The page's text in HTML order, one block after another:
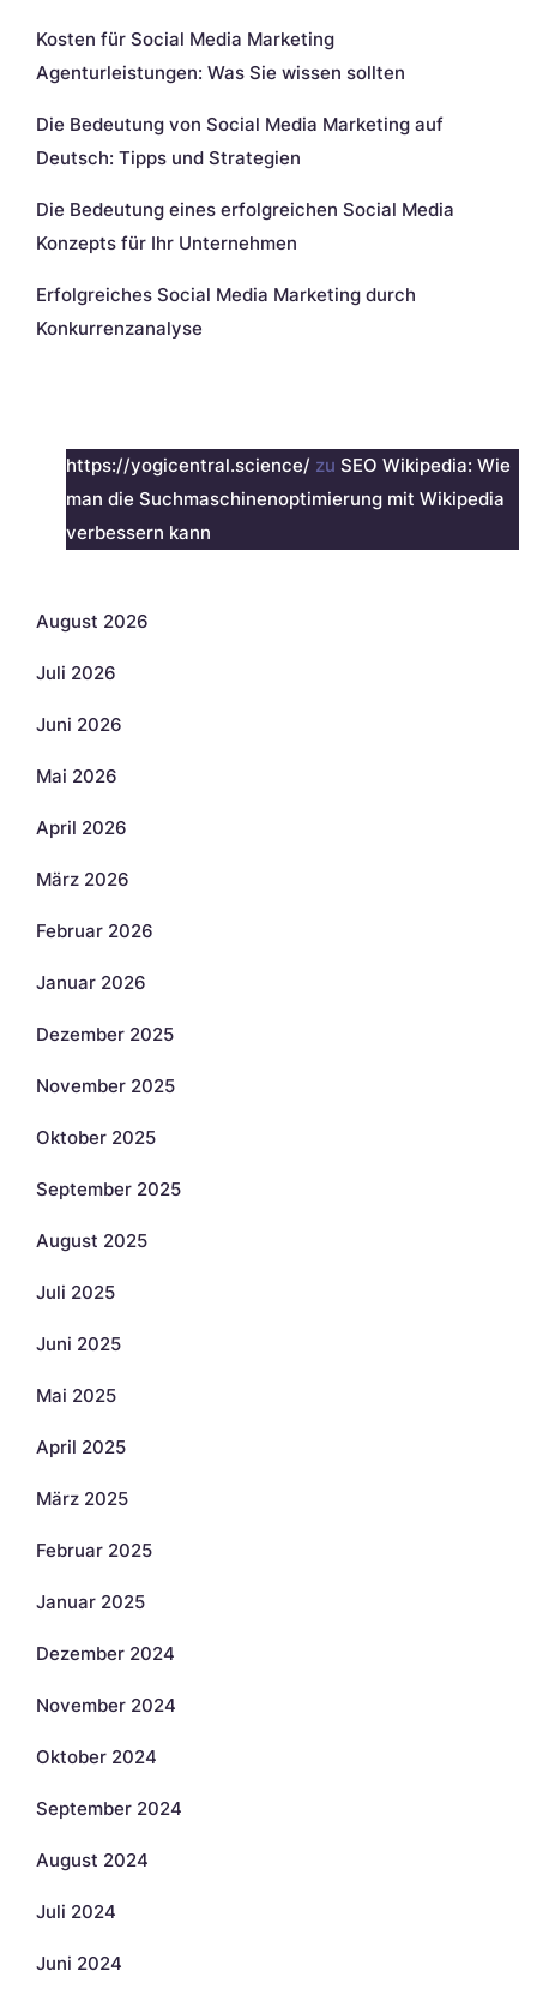
Kosten für Social Media Marketing
Agenturleistungen: Was Sie wissen sollten
Die Bedeutung von Social Media Marketing auf
Deutsch: Tipps und Strategien
Die Bedeutung eines erfolgreichen Social Media
Konzepts für Ihr Unternehmen
Erfolgreiches Social Media Marketing durch
Konkurrenzanalyse
https://yogicentral.science/ zu SEO Wikipedia: Wie
man die Suchmaschinenoptimierung mit Wikipedia
verbessern kann
August 2026
Juli 2026
Juni 2026
Mai 2026
April 2026
März 2026
Februar 2026
Januar 2026
Dezember 2025
November 2025
Oktober 2025
September 2025
August 2025
Juli 2025
Juni 2025
Mai 2025
April 2025
März 2025
Februar 2025
Januar 2025
Dezember 2024
November 2024
Oktober 2024
September 2024
August 2024
Juli 2024
Juni 2024